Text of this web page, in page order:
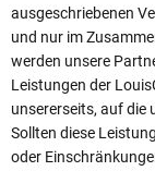
ausgeschriebenen
und nur im
werden unsere
Leistungen der
unsererseits, auf die
Sollten diese
oder